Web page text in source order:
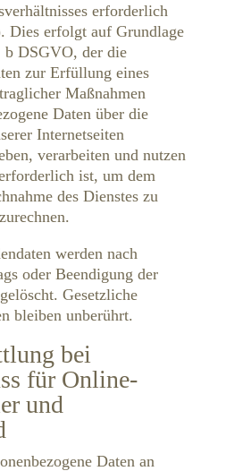
erforderlich
Dies erfolgt auf Grundlage
DSGVO, der die
zur Erfüllung eines
Maßnahmen
Daten über die
Internetseiten
verarbeiten und nutzen
ist, um dem
des Dienstes zu
werden nach
oder Beendigung der
Gesetzliche
bleiben unberührt.
bei
für Online-
und
Daten an